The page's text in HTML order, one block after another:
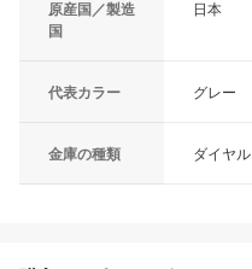
原産国／製造
国
日本
代表カラー グレー
金庫の種類 ダイヤ